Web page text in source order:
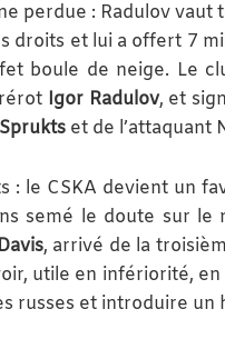
perdue : Radulov
droits et lui a offert 7
boule de neige. Le
Igor Radulov, et
et de l’attaquant
: le CSKA devient un
semé le doute sur le
, arrivé de la
utile en infériorité,
russes et introduire